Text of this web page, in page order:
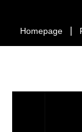
Homepage